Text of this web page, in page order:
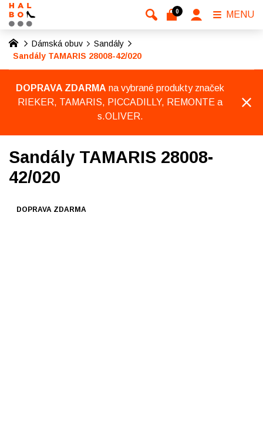
Dámská obuv
Sandály
Sandály TAMARIS 28008-42/020
DOPRAVA ZDARMA na vybrané produkty značek
RIEKER, TAMARIS, PICCADILLY, REMONTE a
s.OLIVER.
Sandály TAMARIS 28008-
42/020
DOPRAVA ZDARMA
0 MENU